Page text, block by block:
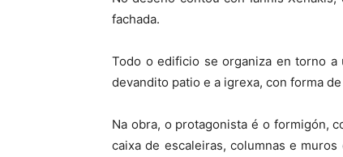
fachada.
Todo o edificio se organiza en torno a
devandito patio e a igrexa, con forma de
Na obra, o protagonista é o formigón,
caixa de escaleiras, columnas e